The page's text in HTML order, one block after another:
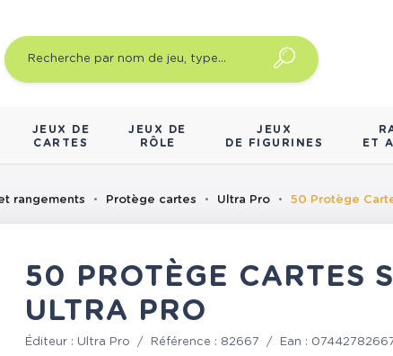
JEUX DE
CARTES
JEUX DE
RÔLE
JEUX
DE FIGURINES
ET
rangements Protège cartes Ultra Pro 50 Protège
50 PROTÈGE CARTES
ULTRA PRO
Éditeur : Ultra Pro / Référence : 82667 / Ean :